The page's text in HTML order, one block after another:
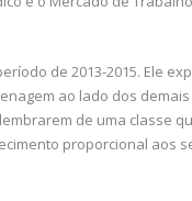
de 2013-2015. Ele
ao lado dos
de uma classe
proporcional aos